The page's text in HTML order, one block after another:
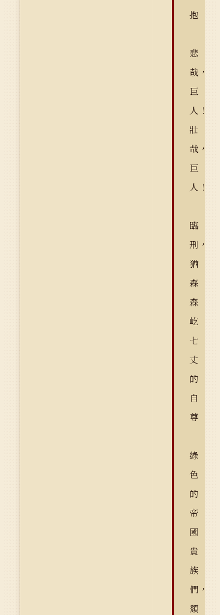
抱
悲
哉，
巨
人！
壯
哉，
巨
人！
臨
刑，
猶
森
森
屹
七
丈
的
自
尊
綠
色
的
帝
國
貴
族
們，
頹